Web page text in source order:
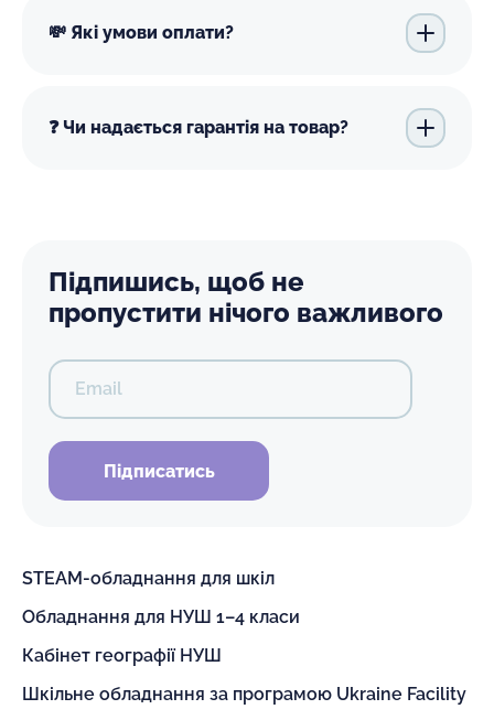
💸 Які умови оплати?
❓ Чи надається гарантія на товар?
Підпишись, щоб не
пропустити нічого важливого
Email
Підписатись
STEAM-обладнання для шкіл
Обладнання для НУШ 1–4 класи
Кабінет географії НУШ
Шкільне обладнання за програмою Ukraine Facility